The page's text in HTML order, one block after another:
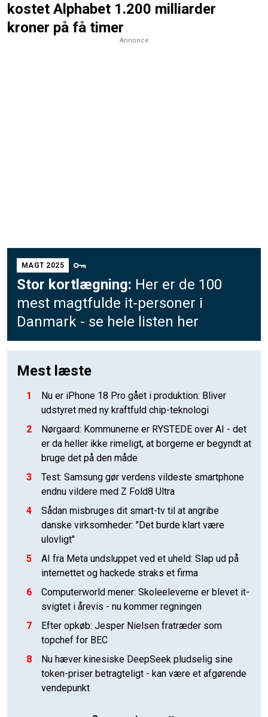
kostet Alphabet 1.200 milliarder
kroner på få timer
Annonce
MAGT 2025
Stor kortlægning: Her er de 100
mest magtfulde it-personer i
Danmark - se hele listen her
Mest læste
1
Nu er iPhone 18 Pro gået i produktion: Bliver
udstyret med ny kraftfuld chip-teknologi
2
Nørgaard: Kommunerne er RYSTEDE over AI - det
er da heller ikke rimeligt, at borgerne er begyndt at
bruge det på den måde
3
Test: Samsung gør verdens vildeste smartphone
endnu vildere med Z Fold8 Ultra
4
Sådan misbruges dit smart-tv til at angribe
danske virksomheder: "Det burde klart være
ulovligt"
5
AI fra Meta undsluppet ved et uheld: Slap ud på
internettet og hackede straks et firma
6
Computerworld mener: Skoleeleverne er blevet it-
svigtet i årevis - nu kommer regningen
7
Efter opkøb: Jesper Nielsen fratræder som
topchef for BEC
8
Nu hæver kinesiske DeepSeek pludselig sine
token-priser betragteligt - kan være et afgørende
vendepunkt